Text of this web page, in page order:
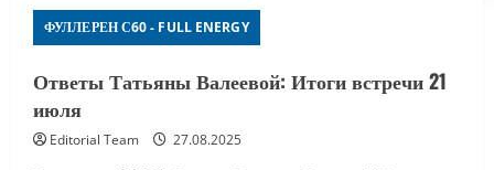
Energy:
Нанопродукты
с
для
бизнеса
ФУЛЛЕРЕН С60 - FULL ENERGY
Ответы Татьяны Валеевой: Итоги встречи 21
июля
Editorial Team 27.08.2025